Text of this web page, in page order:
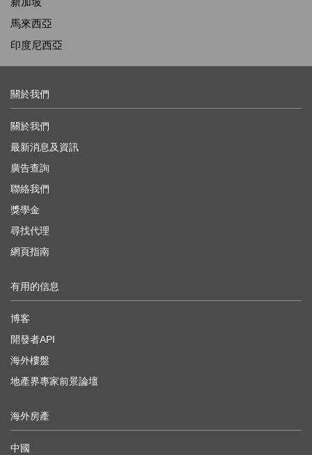
馬來西亞
印度尼西亞
關於我們
關於我們
最新消息及資訊
廣告查詢
聯絡我們
獎學金
尋找代理
網頁指南
有用的信息
博客
開發者API
海外樓盤
地產界專家前景論壇
海外房產
中國